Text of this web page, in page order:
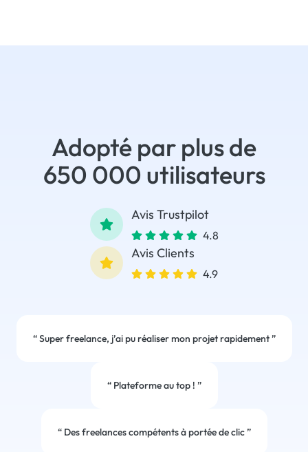
Adopté par plus de
650 000 utilisateurs
Avis Trustpilot
4.8
Avis Clients
4.9
“Super freelance, j’ai pu réaliser mon projet rapidement”
“Plateforme au top ! ”
“Des freelances compétents à portée de clic”